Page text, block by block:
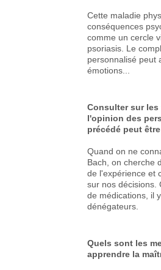
Cette maladie
conséquences
comme un cercle
psoriasis. Le
personnalisé peut
émotions...
Consulter sur les
l'opinion des
précédé peut
Quand on ne
Bach, on cherche
de l'expérience et
sur nos décisions.
de médications, il
dénégateurs.
Quels sont les
apprendre la